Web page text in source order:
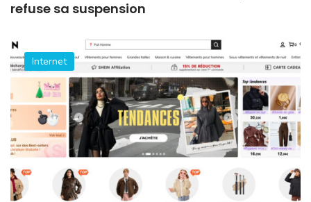
refuse sa suspension
Internet